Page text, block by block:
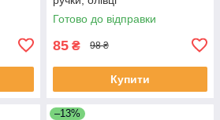
Готово до відправки
85 ₴ 98 ₴
Купити
–13%